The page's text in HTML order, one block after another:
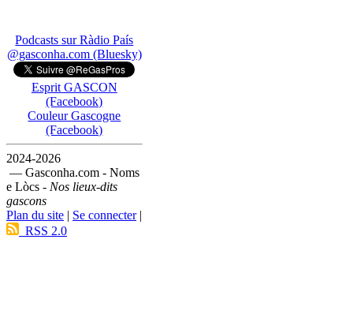
Podcasts sur Ràdio País
@gasconha.com (Bluesky)
Esprit GASCON
(Facebook)
Couleur Gascogne
(Facebook)
2024-2026
— Gasconha.com - Noms
e Lòcs - Nos lieux-dits
gascons
Plan du site | Se connecter|
RSS 2.0